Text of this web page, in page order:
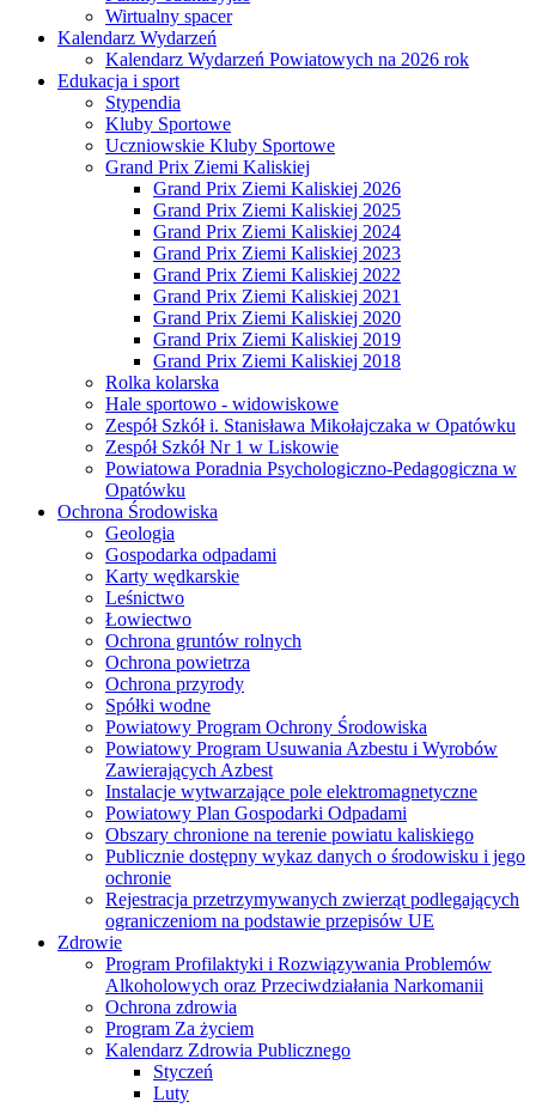
Wirtualny spacer
Kalendarz Wydarzeń
Kalendarz Wydarzeń Powiatowych na 2026 rok
Edukacja i sport
Stypendia
Kluby Sportowe
Uczniowskie Kluby Sportowe
Grand Prix Ziemi Kaliskiej
Grand Prix Ziemi Kaliskiej 2026
Grand Prix Ziemi Kaliskiej 2025
Grand Prix Ziemi Kaliskiej 2024
Grand Prix Ziemi Kaliskiej 2023
Grand Prix Ziemi Kaliskiej 2022
Grand Prix Ziemi Kaliskiej 2021
Grand Prix Ziemi Kaliskiej 2020
Grand Prix Ziemi Kaliskiej 2019
Grand Prix Ziemi Kaliskiej 2018
Rolka kolarska
Hale sportowo - widowiskowe
Zespół Szkół i. Stanisława Mikołajczaka w Opatówku
Zespół Szkół Nr 1 w Liskowie
Powiatowa Poradnia Psychologiczno-Pedagogiczna w
Opatówku
Ochrona Środowiska
Geologia
Gospodarka odpadami
Karty wędkarskie
Leśnictwo
Łowiectwo
Ochrona gruntów rolnych
Ochrona powietrza
Ochrona przyrody
Spółki wodne
Powiatowy Program Ochrony Środowiska
Powiatowy Program Usuwania Azbestu i Wyrobów
Zawierających Azbest
Instalacje wytwarzające pole elektromagnetyczne
Powiatowy Plan Gospodarki Odpadami
Obszary chronione na terenie powiatu kaliskiego
Publicznie dostępny wykaz danych o środowisku i jego
ochronie
Rejestracja przetrzymywanych zwierząt podlegających
ograniczeniom na podstawie przepisów UE
Zdrowie
Program Profilaktyki i Rozwiązywania Problemów
Alkoholowych oraz Przeciwdziałania Narkomanii
Ochrona zdrowia
Program Za życiem
Kalendarz Zdrowia Publicznego
Styczeń
Luty